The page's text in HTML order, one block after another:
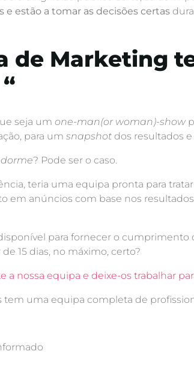
e estão a tomar as decisões certas
de Marketing
seja um one-man(or woman)-show
para um snapshot dos resultados
? Pode ser o caso.
teria uma equipa pronta para
em anúncios com base nos
para fornecer o
15 dias, no máximo, certo?
a nossa equipa e deixe-os trabalhar
tem uma equipa completa de